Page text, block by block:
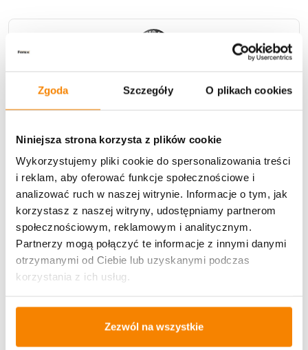
Zgoda Szczegóły O plikach cookies
Niniejsza strona korzysta z plików cookie
Wykorzystujemy pliki cookie do spersonalizowania treści
i reklam, aby oferować funkcje społecznościowe i
analizować ruch w naszej witrynie. Informacje o tym, jak
korzystasz z naszej witryny, udostępniamy partnerom
społecznościowym, reklamowym i analitycznym.
Partnerzy mogą połączyć te informacje z innymi danymi
otrzymanymi od Ciebie lub uzyskanymi podczas
korzystania z ich usług.
Zezwól na wszystkie
Dostawa
U Ciebie zwykle za1-3 dni: od12,30 zł
od 49 zł
Zamów dziś! Przesyłkę nadamy już następnego dnia roboczego!